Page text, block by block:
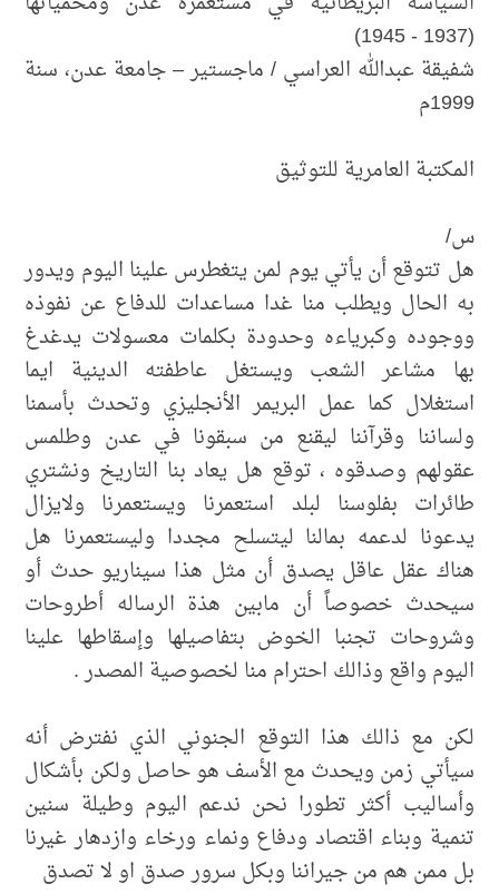
(1937 - 1945)
شفيقة عبدالله العراسي / ماجستير – جامعة عدن، سنة
1999م
المكتبة العامرية للتوثيق
س/
هل تتوقع أن يأتي يوم لمن يتغطرس علينا اليوم ويدور
به الحال ويطلب منا غدا مساعدات للدفاع عن نفوذه
ووجوده وكبرياءه وحدودة بكلمات معسولات يدغدغ
بها مشاعر الشعب ويستغل عاطفته الدينية ايما
استغلال كما عمل البريمر الأنجليزي وتحدث بأسمنا
ولساننا وقرآننا ليقنع من سبقونا في عدن وطلمس
عقولهم وصدقوه ، توقع هل يعاد بنا التاريخ ونشتري
طائرات بفلوسنا لبلد استعمرنا ويستعمرنا ولايزال
يدعونا لدعمه بمالنا ليتسلح مجددا وليستعمرنا هل
هناك عقل عاقل يصدق أن مثل هذا سيناريو حدث أو
سيحدث خصوصاً أن مابين هذة الرساله أطروحات
وشروحات تجنبا الخوض بتفاصيلها وإسقاطها علينا
اليوم واقع وذالك احترام منا لخصوصية المصدر .
لكن مع ذالك هذا التوقع الجنوني الذي نفترض أنه
سيأتي زمن ويحدث مع الأسف هو حاصل ولكن بأشكال
وأساليب أكثر تطورا نحن ندعم اليوم وطيلة سنين
تنمية وبناء اقتصاد ودفاع ونماء ورخاء وازدهار غيرنا
بل ممن هم من جيراننا وبكل سرور صدق او لا تصدق